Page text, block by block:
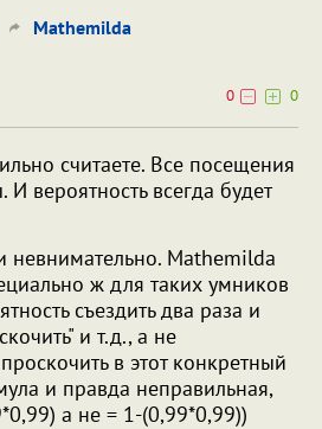
Mathemilda
0
0
считаете. Все посещения
И вероятность всегда будет
невнимательно. Mathemilda
ж для таких умников
съездить два раза и
и т.д., а не
в этот конкретный
и правда неправильная,
а не = 1-(0,99*0,99))